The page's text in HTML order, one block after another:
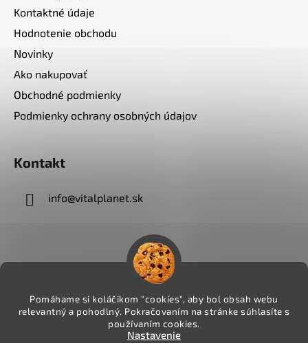
Pomáhame si koláčikom "cookies", aby bol obsah webu
relevantný a pohodlný. Pokračovaním na stránke súhlasíte s
používaním cookies.
Nastavenie
Kontaktné údaje
Hodnotenie obchodu
Novinky
Ako nakupovať
Obchodné podmienky
Podmienky ochrany osobných údajov
Kontakt
info@vitalplanet.sk